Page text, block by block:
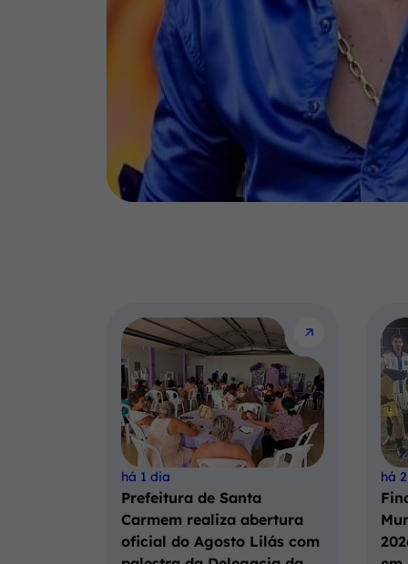
há 1 dia
Prefeitura de Santa
Carmem realiza abertura
oficial do Agosto Lilás com
há